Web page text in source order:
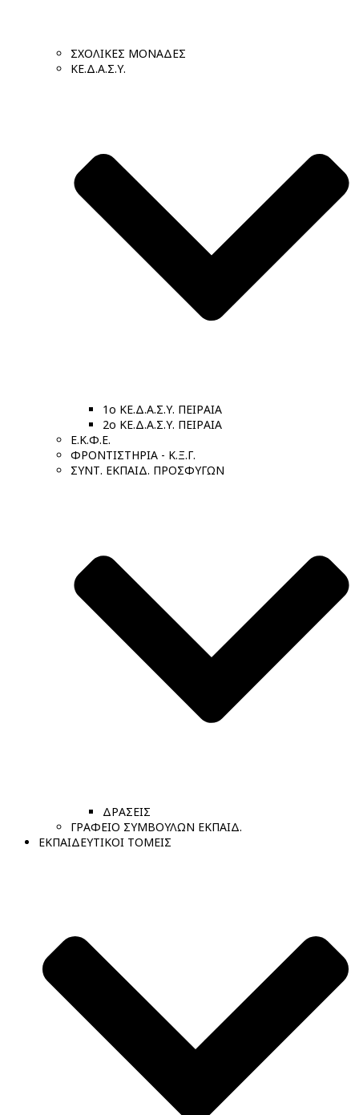
ΣΧΟΛΙΚΕΣ ΜΟΝΑΔΕΣ
ΚΕ.Δ.Α.Σ.Υ.
1ο ΚΕ.Δ.Α.Σ.Υ. ΠΕΙΡΑΙΑ
2ο ΚΕ.Δ.Α.Σ.Υ. ΠΕΙΡΑΙΑ
Ε.Κ.Φ.Ε.
ΦΡΟΝΤΙΣΤΗΡΙΑ - Κ.Ξ.Γ.
ΣΥΝΤ. ΕΚΠΑΙΔ. ΠΡΟΣΦΥΓΩΝ
ΔΡΑΣΕΙΣ
ΓΡΑΦΕΙΟ ΣΥΜΒΟΥΛΩΝ ΕΚΠΑΙΔ.
ΕΚΠΑΙΔΕΥΤΙΚΟΙ ΤΟΜΕΙΣ